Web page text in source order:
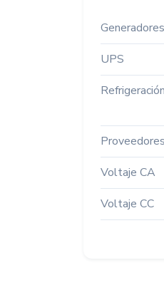
Generadores
UPS
Refrigeración
Voltaje CA
Voltaje CC